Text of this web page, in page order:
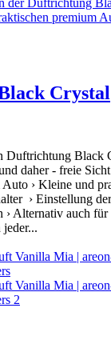
Crystal
Duftrichtung Black
daher - freie
› Kleine und
› Einstellung
› Alternativ auch
jeder...